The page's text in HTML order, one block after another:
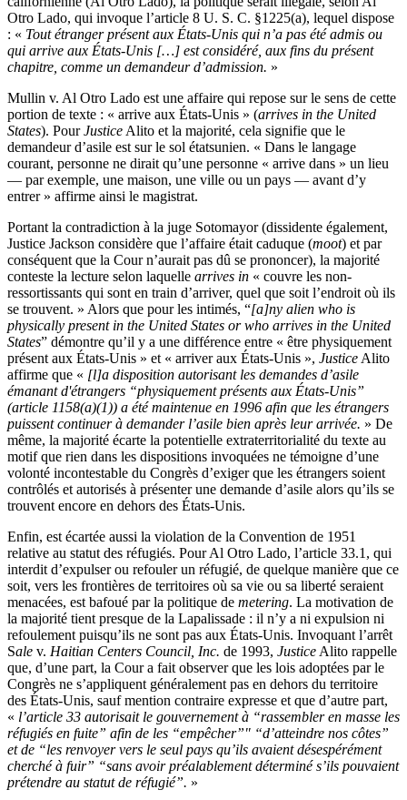
Otro Lado, qui invoque l’article 8 U. S. C. §1225(a), lequel dispose
: « Tout étranger présent aux États-Unis qui n’a pas été admis ou
qui arrive aux États-Unis […] est considéré, aux fins du présent
chapitre, comme un demandeur d’admission. »
Mullin v. Al Otro Lado est une affaire qui repose sur le sens de cette
portion de texte : « arrive aux États-Unis » (arrives in the United
States). PourJusticeAlito et la majorité, cela signifie que le
demandeur d’asile est sur le sol étatsunien. « Dans le langage
courant, personne ne dirait qu’une personne « arrive dans » un lieu
— par exemple, une maison, une ville ou un pays — avant d’y
entrer » affirme ainsi le magistrat.
Portant la contradiction à la juge Sotomayor (dissidente également,
Justice Jackson considère que l’affaire était caduque (moot) et par
conséquent que la Cour n’aurait pas dû se prononcer), la majorité
conteste la lecture selon laquelle arrives in « couvre les non-
ressortissants qui sont en train d’arriver, quel que soit l’endroit où ils
se trouvent. » Alors que pour les intimés, “[a]ny alien who is
physically present in the United States or who arrives in the United
States” démontre qu’il y a une différence entre « être physiquement
présent aux États-Unis » et « arriver aux États-Unis », JusticeAlito
affirme que « [l]a disposition autorisant les demandes d’asile
émanant d'étrangers “physiquement présents aux États-Unis”
(article 1158(a)(1)) a été maintenue en 1996 afin que les étrangers
puissent continuer à demander l’asile bien après leur arrivée. » De
même, la majorité écarte la potentielle extraterritorialité du texte au
motif que rien dans les dispositions invoquées ne témoigne d’une
volonté incontestable du Congrès d’exiger que les étrangers soient
contrôlés et autorisés à présenter une demande d’asile alors qu’ils se
trouvent encore en dehors des États-Unis.
Enfin, est écartée aussi la violation de la Convention de 1951
relative au statut des réfugiés. Pour Al Otro Lado, l’article 33.1, qui
interdit d’expulser ou refouler un réfugié, de quelque manière que ce
soit, vers les frontières de territoires où sa vie ou sa liberté seraient
menacées, est bafoué par la politique de metering. La motivation de
la majorité tient presque de la Lapalissade : il n’y a ni expulsion ni
refoulement puisqu’ils ne sont pas aux États-Unis. Invoquant l’arrêt
Sale v. Haitian Centers Council, Inc. de 1993, JusticeAlito rappelle
que, d’une part, la Cour a fait observer que les lois adoptées par le
Congrès ne s’appliquent généralement pas en dehors du territoire
des États-Unis, sauf mention contraire expresse et que d’autre part,
« l’article 33 autorisait le gouvernement à “rassembler en masse les
réfugiés en fuite” afin de les “empêcher”" “d’atteindre nos côtes”
et de “les renvoyer vers le seul pays qu’ils avaient désespérément
cherché à fuir” “sans avoir préalablement déterminé s’ils pouvaient
prétendre au statut de réfugié”. »